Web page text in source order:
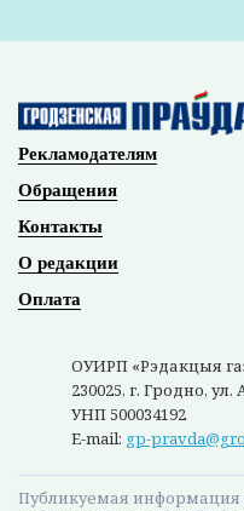
прогрессируют.
шашкам-64 – Игорь
Александр Анисько
успехов в
уровне давно не
сейчас связывают
– Кроме таланта,
трудолюбие,–
очков, все проиграл.